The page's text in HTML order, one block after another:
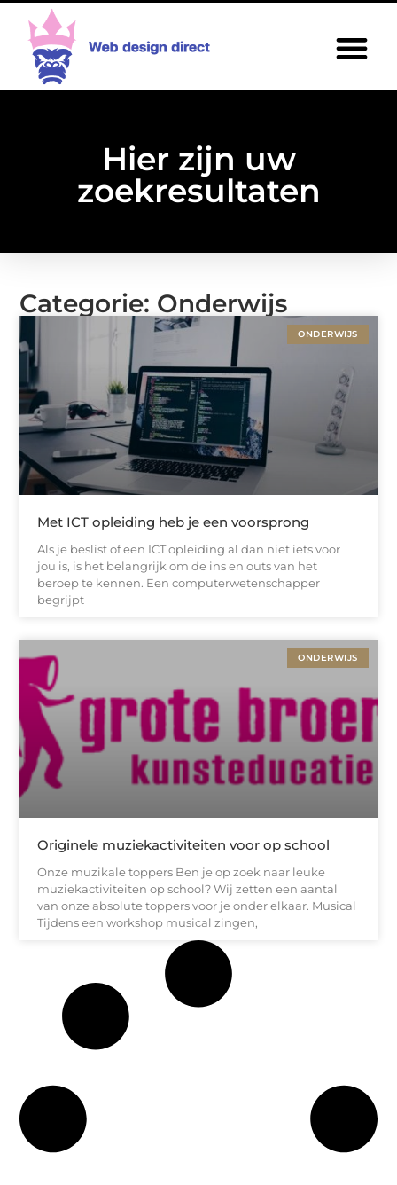
Hier zijn uw
zoekresultaten
Categorie: Onderwijs
ONDERWIJS
Met ICT opleiding heb je een voorsprong
Als je beslist of een ICT opleiding al dan niet iets voor
jou is, is het belangrijk om de ins en outs van het
beroep te kennen. Een computerwetenschapper
begrijpt
ONDERWIJS
Originele muziekactiviteiten voor op school
Onze muzikale toppers Ben je op zoek naar leuke
muziekactiviteiten op school? Wij zetten een aantal
van onze absolute toppers voor je onder elkaar. Musical
Tijdens een workshop musical zingen,